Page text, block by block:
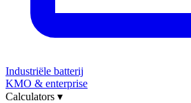
Industriële batterij
KMO & enterprise
Calculators ▾